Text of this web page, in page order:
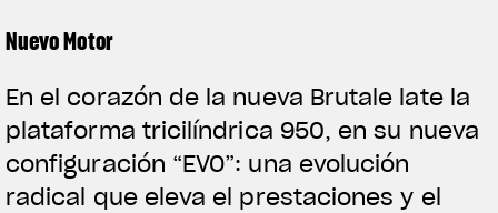
Nuevo Motor
En el corazón de la nueva Brutale late la
plataforma tricilíndrica 950, en su nueva
configuración “EVO”: una evolución
radical que eleva el prestaciones y el